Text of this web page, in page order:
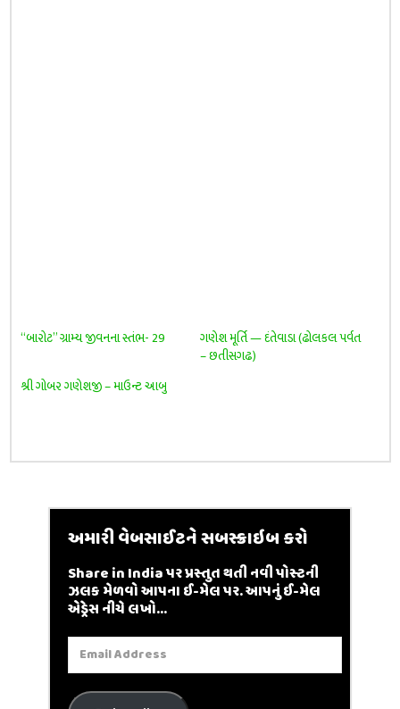
“બારોટ” ગ્રામ્ય જીવનના સ્તંભ- 29
ગણેશ મૂર્તિ — દંતેવાડા (ઢોલકલ પર્વત
– છતીસગઢ)
શ્રી ગોબર ગણેશજી – માઉન્ટ આબુ
અમારી વેબસાઈટને સબસ્ક્રાઇબ કરો
Share in India પર પ્રસ્તુત થતી નવી પોસ્ટની
ઝલક મેળવો આપના ઈ-મેલ પર. આપનું ઈ-મેલ
એડ્રેસ નીચે લખો...
Email
Address